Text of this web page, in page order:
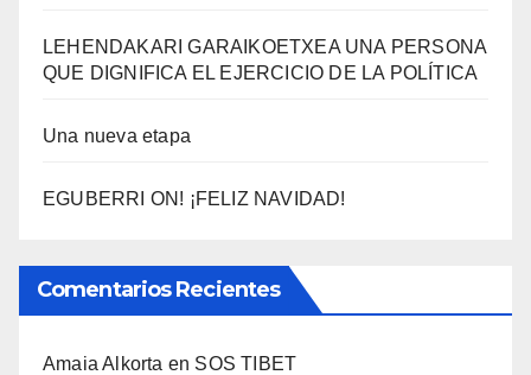
LEHENDAKARI GARAIKOETXEA UNA PERSONA
QUE DIGNIFICA EL EJERCICIO DE LA POLÍTICA
Una nueva etapa
EGUBERRI ON! ¡FELIZ NAVIDAD!
Comentarios Recientes
Amaia Alkorta en SOS TIBET